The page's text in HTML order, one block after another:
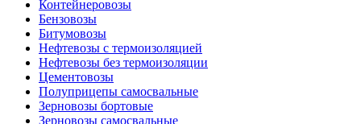
Контейнеровозы
Бензовозы
Битумовозы
Нефтевозы с термоизоляцией
Нефтевозы без термоизоляции
Цементовозы
Полуприцепы самосвальные
Зерновозы бортовые
Зерновозы самосвальные